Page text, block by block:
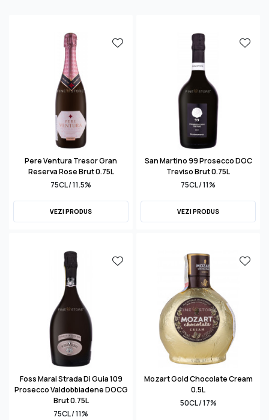
Pere Ventura Tresor Gran
Reserva Rose Brut 0.75L
75CL / 11.5%
VEZI PRODUS
San Martino 99 Prosecco DOC
Treviso Brut 0.75L
75CL / 11%
VEZI PRODUS
Foss Marai Strada Di Guia 109
Prosecco Valdobbiadene DOCG
Brut 0.75L
75CL / 11%
Mozart Gold Chocolate Cream
0.5L
50CL / 17%